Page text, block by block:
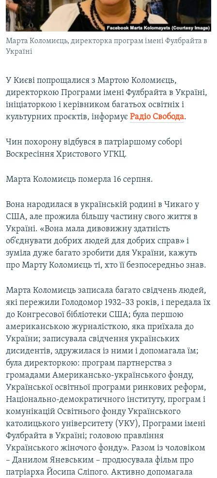
ВІДЕОУРОКИ «ELIFBE»
СВІДЧЕННЯ ОКУПАЦІЇ
УКРАЇНСЬКА ПРОБЛЕМА КРИМУ
Русский
Qırımtatar
Усі сайти RFE/RL
Марта Коломиєць, директорка програм імені Фулбрайта в
Україні
У Києві попрощалися з Мартою Коломиєць,
директоркою Програми імені Фулбрайта в Україні,
ініціаторкою і керівником багатьох освітніх і
культурних проєктів, інформує Радіо Свобода.
Чин похорону відбувся в патріаршому соборі
Воскресіння Христового УГКЦ.
Марта Коломиєць померла 16 серпня.
Вона народилася в українській родині в Чикаго у
США, але прожила більшу частину свого життя в
Україні. «Вона мала дивовижну здатність
об’єднувати добрих людей для добрих справ» і
зуміла дуже багато зробити для України, кажуть
про Марту Коломиєць ті, хто її безпосередньо знав.
Марта Коломиєць записала багато свідчень людей,
які пережили Голодомор 1932–33 років, і передала їх
до Конгресової бібліотеки США; була першою
американською журналісткою, яка приїхала до
України; записувала свідчення українських
дисидентів, здружилася із ними і допомагала їм;
була директоркою: програм партнерства з
громадами Американсько-українського фонду,
Української освітньої програми ринкових реформ,
Національно-демократичного інституту, програм і
комунікацій Освітнього фонду Українського
католицького університету (УКУ), Програми імені
Фулбрайта в Україні; головою правління
Українського жіночого фонду». Разом із чоловіком
– Данилом Яневським – продюсувала фільм про
патріарха Йосипа Сліпого. Активно допомагала